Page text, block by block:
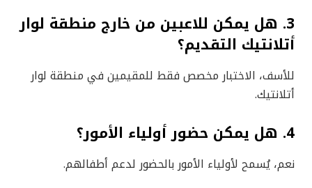
3. هل يمكن للاعبين من خارج منطقة لوار
أتلانتيك التقديم؟
للأسف، الاختبار مخصص فقط للمقيمين في منطقة لوار
أتلانتيك.
4. هل يمكن حضور أولياء الأمور؟
نعم، يُسمح لأولياء الأمور بالحضور لدعم أطفالهم.